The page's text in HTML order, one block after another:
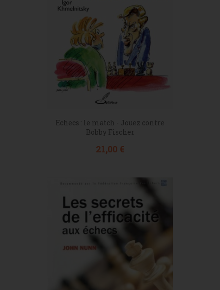
Echecs : le match - Jouez contre
Bobby Fischer
Prix
21,00 €